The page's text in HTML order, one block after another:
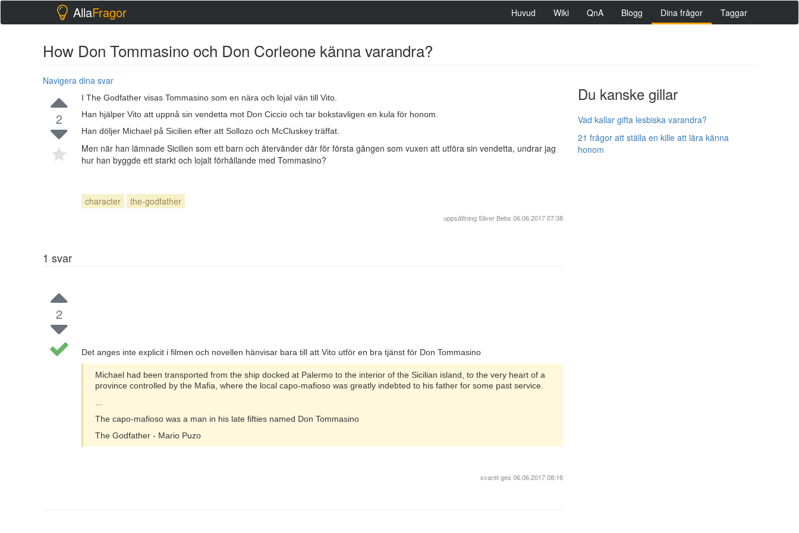
AllaFragor Huvud Wiki QnA Blogg Dina frågor Taggar
How Don Tommasino och Don Corleone känna varandra?
Navigera dina svar
Du kanske gillar
Vad kallar gifta lesbiska varandra?
21 frågor att ställa en kille att lära känna
honom
2
I The Godfather visas Tommasino som en nära och lojal vän till Vito.
Han hjälper Vito att uppnå sin vendetta mot Don Ciccio och tar bokstavligen en kula för honom.
Han döljer Michael på Sicilien efter att Sollozo och McCluskey träffat.
Men när han lämnade Sicilien som ett barn och återvänder där för första gången som vuxen att utföra sin vendetta, undrar jag
hur han byggde ett starkt och lojalt förhållande med Tommasino?
character the-godfather
uppsättningSilver Bebs 06.06.2017 07:38
1 svar
2
Det anges inte explicit i filmen och novellen hänvisar bara till att Vito utför en bra tjänst för Don Tommasino
Michael had been transported from the ship docked at Palermo to the interior of the Sicilian island, to the very heart of a
province controlled by the Mafia, where the local capo-mafioso was greatly indebted to his father for some past service.
The capo-mafioso was a man in his late fifties named Don Tommasino
The Godfather - Mario Puzo
svaret ges 06.06.2017 08:16